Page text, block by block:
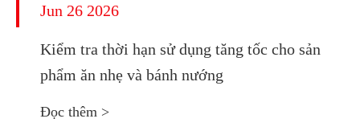
Jun 26 2026
Kiểm tra thời hạn sử dụng tăng tốc cho sản
phẩm ăn nhẹ và bánh nướng
Đọc thêm >